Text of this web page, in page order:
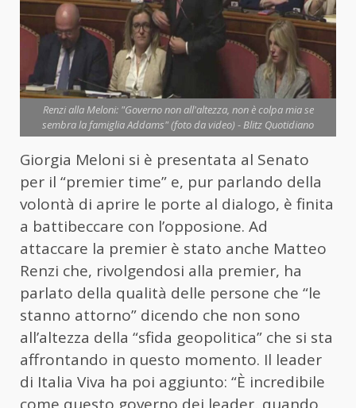
Renzi alla Meloni: "Governo non all'altezza, non è colpa mia se
sembra la famiglia Addams" (foto da video) - Blitz Quotidiano
Giorgia Meloni si è presentata al Senato
per il “premier time” e, pur parlando della
volontà di aprire le porte al dialogo, è finita
a battibeccare con l’opposione. Ad
attaccare la premier è stato anche Matteo
Renzi che, rivolgendosi alla premier, ha
parlato della qualità delle persone che “le
stanno attorno” dicendo che non sono
all’altezza della “sfida geopolitica” che si sta
affrontando in questo momento. Il leader
di Italia Viva ha poi aggiunto: “È incredibile